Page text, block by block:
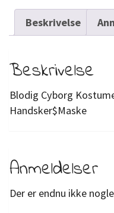
Beskrivelse
Beskrivelse
Blodig Cyborg
Handsker$Maske
Anmeldelser
Der er endnu ikke